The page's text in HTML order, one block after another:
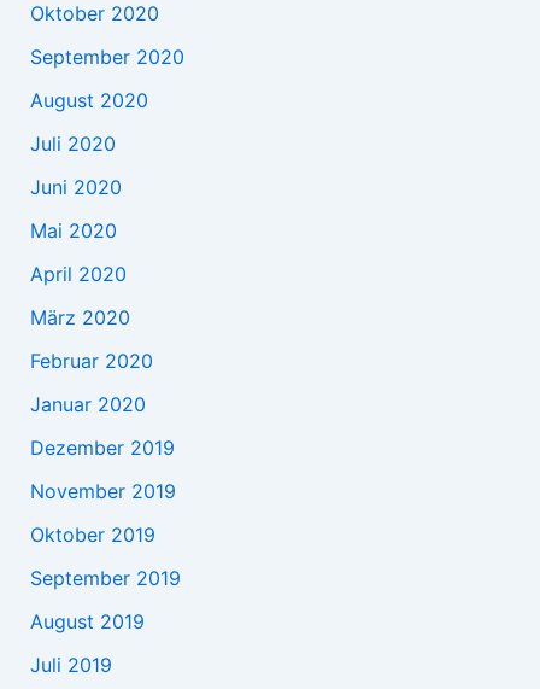
Oktober 2020
September 2020
August 2020
Juli 2020
Juni 2020
Mai 2020
April 2020
März 2020
Februar 2020
Januar 2020
Dezember 2019
November 2019
Oktober 2019
September 2019
August 2019
Juli 2019